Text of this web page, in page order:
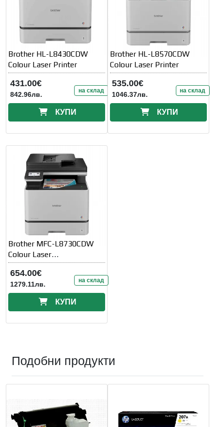
Brother HL-L8430CDW
Colour Laser Printer
431.00€
842.96лв. на склад
КУПИ
Brother HL-L8570CDW
Colour Laser Printer
535.00€
1046.37лв. на склад
КУПИ
Brother MFC-L8730CDW
Colour Laser
Multifunctional
654.00€
1279.11лв. на склад
КУПИ
Подобни продукти